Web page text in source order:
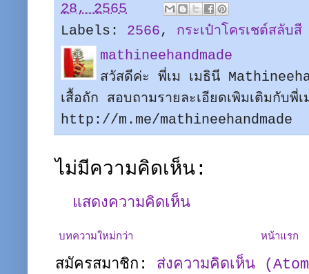
28, 2565
Labels: 2566, กระเป๋าโครเชต์สลับสี
mathineehandmade
สวัสดีค่ะ พี่เม เมธินี
เสื้อถัก สอบถามรายละเอียดเพิมเติมกับ
http://m.me/mathineehandmade
ไม่มีความคิดเห็น:
แสดงความคิดเห็น
บทความใหม่กว่า หน้าแรก
สมัครสมาชิก: ส่งความคิดเห็น